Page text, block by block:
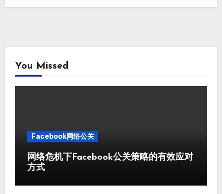
You Missed
Facebook网络公关
网络危机下Facebook公关策略的有效应对
方式